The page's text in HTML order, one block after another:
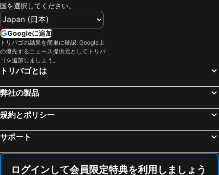
Estació Rodalies de Santa Susanna
Hôtel de Ville
Avignon-Est
Estació de tren de Girona
Cité de l´ Espace
Parc des Expositions
Coco Bongo
Festival d'Avignon
L'Isle-sur-la-Sorgue
Le Port
Port de Sète
Grand Circuit of Rousillon
Nîmes-Alès-Camargue-Cévennes Airport
The Collioure Windmill
国を選択してください。
Googleに追加
トリバゴの結果を簡単に確認: Google上
の優先するニュース提供元としてトリバ
ゴを追加しましょう。
トリバゴとは
弊社の製品
規約とポリシー
サポート
ログインして会員限定特典を利用しましょう